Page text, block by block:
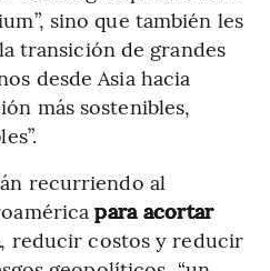
sino que también les
transición de grandes
desde Asia hacia
más sostenibles,
recurriendo al
para acortar
, reducir costos y reducir